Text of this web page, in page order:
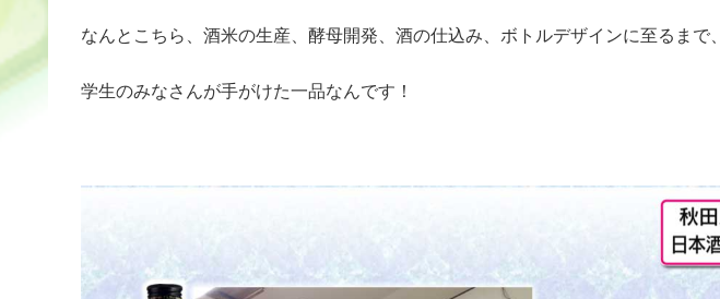
なんとこちら、酒米の生産、酵母開発、酒の仕込み、ボトルデザインに至るまで、
学生のみなさんが手がけた一品なんです！